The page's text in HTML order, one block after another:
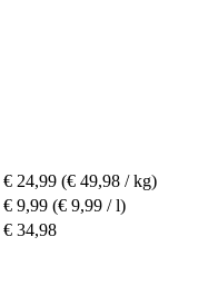
€ 24,99 (€ 49,98 / kg)
€ 9,99 (€ 9,99 / l)
€ 34,98